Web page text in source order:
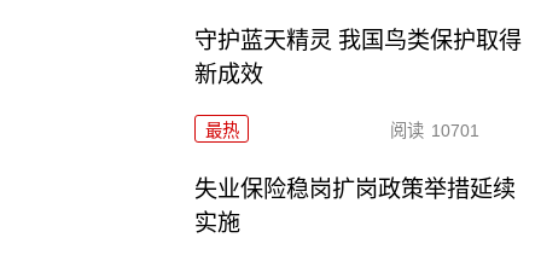
守护蓝天精灵 我国鸟类保护取得
新成效
最热 阅读 10701
失业保险稳岗扩岗政策举措延续
实施